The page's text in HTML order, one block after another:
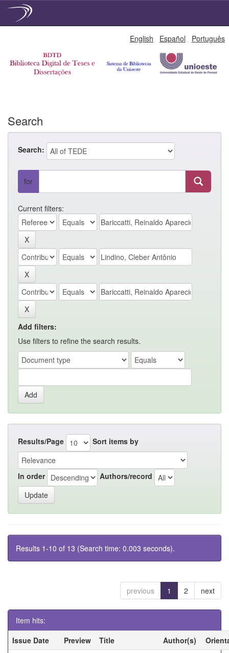
English Español Português
Search
Search:
for
Current filters:
Add filters:
Use filters to refine the search results.
Results/Page Sort items by
In order Authors/record
Results 1-10 of 13 (Search time: 0.003 seconds).
previous 1 2 next
Item hits:
Issue Date
Preview Title Author(s)